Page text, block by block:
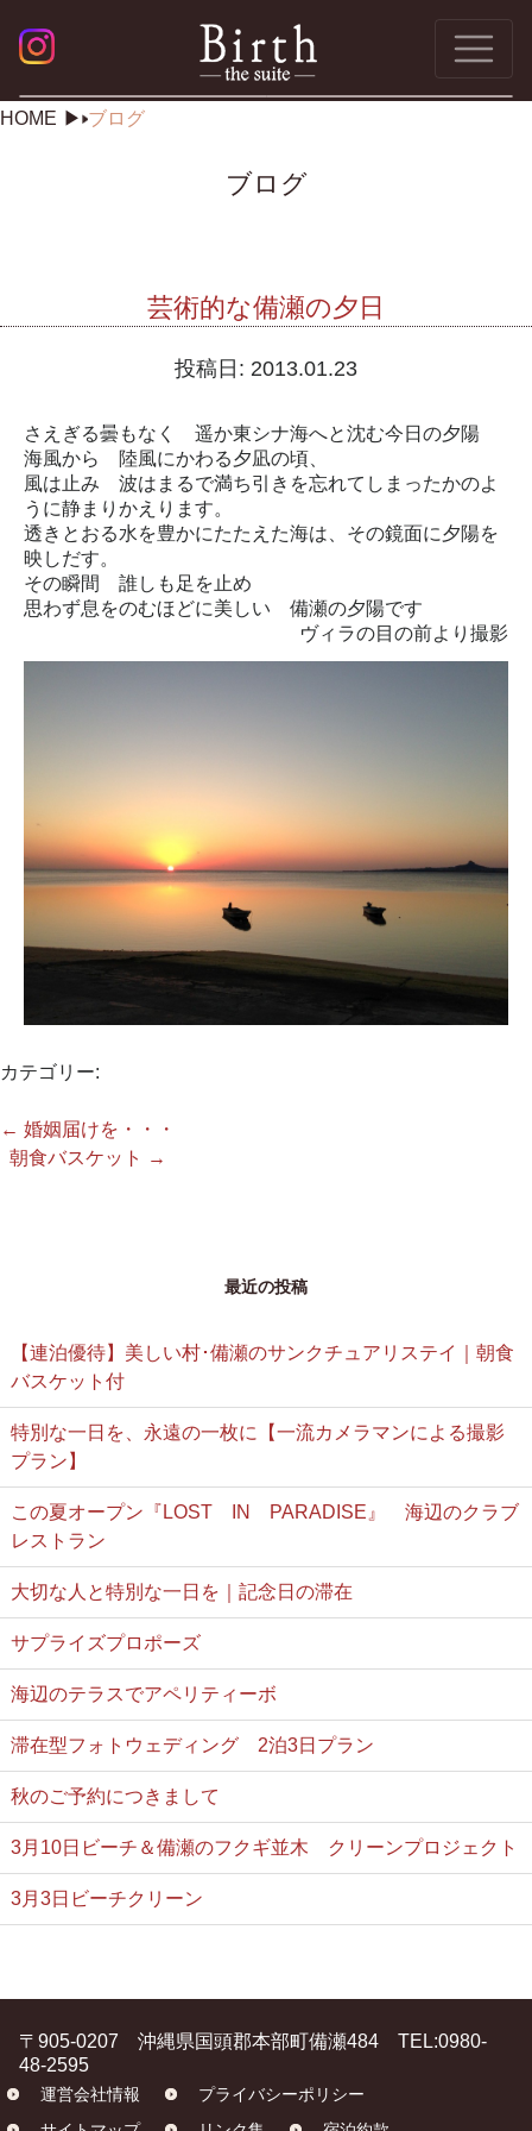
HOME ブログ
ブログ
芸術的な備瀬の夕日
投稿日: 2013.01.23
さえぎる曇もなく 遥か東シナ海へと沈む今日の夕陽
海風から 陸風にかわる夕凪の頃、
風は止み 波はまるで満ち引きを忘れてしまったかのよ
うに静まりかえります。
透きとおる水を豊かにたたえた海は、その鏡面に夕陽を
映しだす。
その瞬間 誰しも足を止め
思わず息をのむほどに美しい 備瀬の夕陽です
ヴィラの目の前より撮影
カテゴリー:
← 婚姻届けを・・・
朝食バスケット
→
最近の投稿
【連泊優待】美しい村･備瀬のサンクチュアリステイ｜朝食
バスケット付
特別な一日を、永遠の一枚に【一流カメラマンによる撮影
プラン】
この夏オープン『LOST IN PARADISE』 海辺のクラブ
レストラン
大切な人と特別な一日を｜記念日の滞在
サプライズプロポーズ
海辺のテラスでアペリティーボ
滞在型フォトウェディング 2泊3日プラン
秋のご予約につきまして
3月10日ビーチ＆備瀬のフクギ並木 クリーンプロジェクト
3月3日ビーチクリーン
〒905-0207 沖縄県国頭郡本部町備瀬484 TEL:0980-
48-2595
運営会社情報
プライバシーポリシー